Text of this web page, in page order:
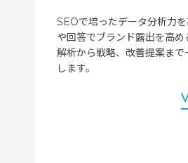
SEOで培ったデータ分析力
や回答でブランド露出を高め
解析から戦略、改善提案まで
します。